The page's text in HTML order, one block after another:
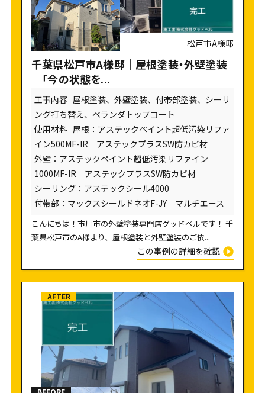
松戸市A様邸
千葉県松戸市A様邸｜屋根塗装・外壁塗装
｜「今の状態を...
工事内容 屋根塗装、外壁塗装、付帯部塗装、シーリ
ング打ち替え、ベランダトップコート
使用材料 屋根：アステックペイント超低汚染リファ
イン500MF-IR アステックプラスSW防カビ材
外壁：アステックペイント超低汚染リファイン
1000MF-IR アステックプラスSW防カビ材
シーリング：アステックシール4000
付帯部：マックスシールドネオF-JY マルチエース
こんにちは！市川市の外壁塗装専門店グッドベルです！ 千
葉県松戸市のA様より、屋根塗装と外壁塗装のご依...
この事例の詳細を確認